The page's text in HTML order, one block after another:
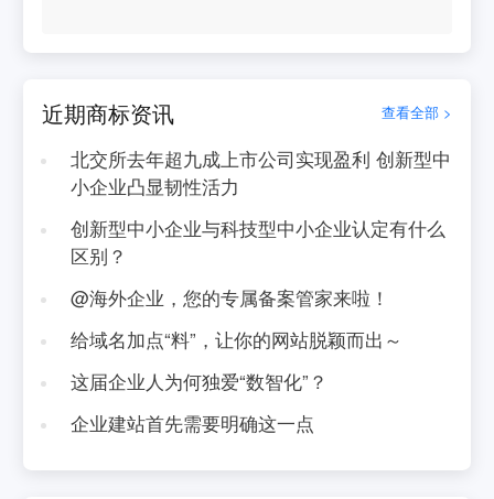
近期商标资讯 查看全部 >
北交所去年超九成上市公司实现盈利 创新型中
小企业凸显韧性活力
创新型中小企业与科技型中小企业认定有什么
区别？
@海外企业，您的专属备案管家来啦！
给域名加点“料”，让你的网站脱颖而出～
这届企业人为何独爱“数智化”？
企业建站首先需要明确这一点